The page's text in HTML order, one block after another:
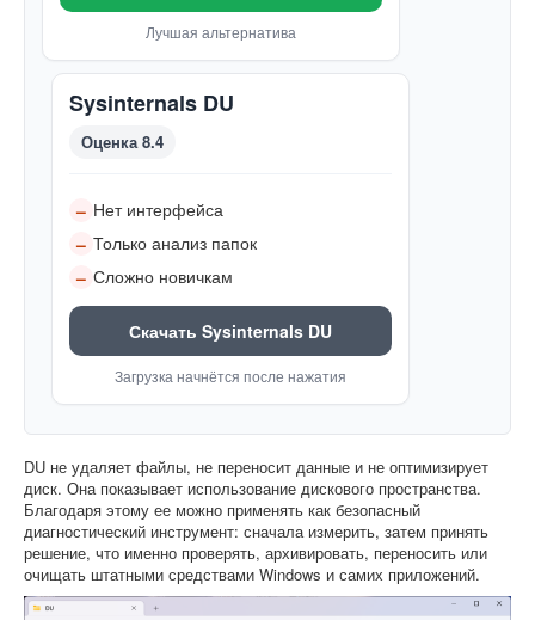
Лучшая альтернатива
Sysinternals DU
Оценка 8.4
– Нет интерфейса
– Только анализ папок
– Сложно новичкам
Скачать Sysinternals DU
Загрузка начнётся после нажатия
DU не удаляет файлы, не переносит данные и не оптимизирует
диск. Она показывает использование дискового пространства.
Благодаря этому ее можно применять как безопасный
диагностический инструмент: сначала измерить, затем принять
решение, что именно проверять, архивировать, переносить или
очищать штатными средствами Windows и самих приложений.